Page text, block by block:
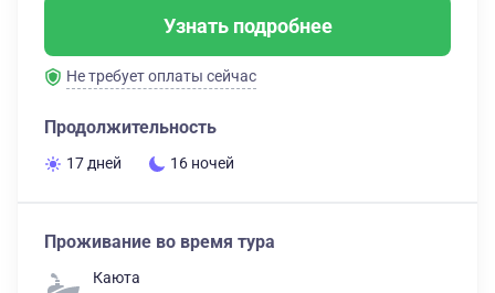
Узнать подробнее
Не требует оплаты сейчас
Продолжительность
17 дней 16 ночей
Проживание во время тура
Каюта